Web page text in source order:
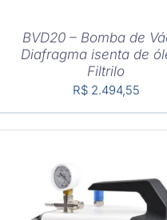
BVD20 – Bomba de
Diafragma isenta de
Filtrilo
R$2.494,55